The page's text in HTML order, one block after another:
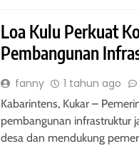
Loa Kulu Perkuat
Pembangunan
fanny 1 tahun ago
Kabarintens, Kukar –
pembangunan infrastruktur
desa dan mendukung